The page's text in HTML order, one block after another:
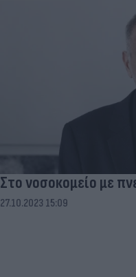
Στο νοσοκομείο με
27.10.2023 15:09